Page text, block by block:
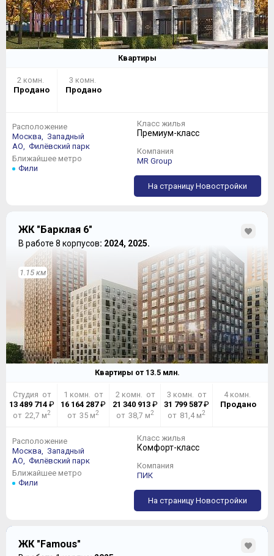
Квартиры
2 комн.
Продано
3 комн.
Продано
Расположение
Москва, Западный
АО, Филёвский парк
Ближайшее метро
Фили
Класс жилья
Премиум-класс
Компания
MR Group
На страницу Новостройки
ЖК "Барклая 6"
В работе 8 корпусов: 2024, 2025.
1.15 км
Квартиры от 13.5млн.
Студия от
13 489 714₽
от 22,7 м2
1 комн. от
16 164 287₽
от 35 м2
2 комн. от
21 340 913₽
от 38,7 м2
3 комн. от
31 799 587₽
от 81,4 м2
4 комн.
Продано
Расположение
Москва, Западный
АО, Филёвский парк
Ближайшее метро
Фили
Класс жилья
Комфорт-класс
Компания
ПИК
На страницу Новостройки
ЖК "Famous"